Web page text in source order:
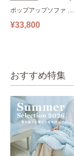
ポップアップソファ ソ
ファ フロアソファ 幅14
¥33,800
おすすめ特集